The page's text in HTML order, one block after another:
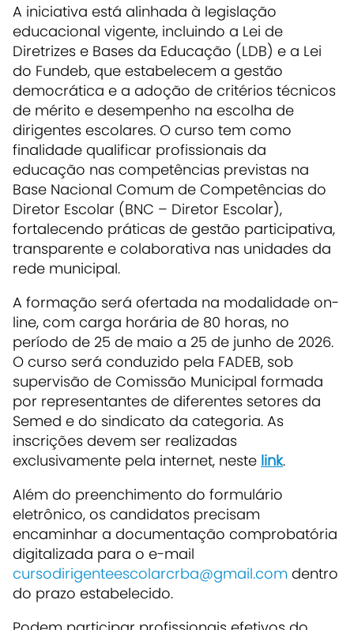
A iniciativa está alinhada à legislação
educacional vigente, incluindo a Lei de
Diretrizes e Bases da Educação (LDB) e a Lei
do Fundeb, que estabelecem a gestão
democrática e a adoção de critérios técnicos
de mérito e desempenho na escolha de
dirigentes escolares. O curso tem como
finalidade qualificar profissionais da
educação nas competências previstas na
Base Nacional Comum de Competências do
Diretor Escolar (BNC – Diretor Escolar),
fortalecendo práticas de gestão participativa,
transparente e colaborativa nas unidades da
rede municipal.
A formação será ofertada na modalidade on-
line, com carga horária de 80 horas, no
período de 25 de maio a 25 de junho de 2026.
O curso será conduzido pela FADEB, sob
supervisão de Comissão Municipal formada
por representantes de diferentes setores da
Semed e do sindicato da categoria. As
inscrições devem ser realizadas
exclusivamente pela internet, neste link.
Além do preenchimento do formulário
eletrônico, os candidatos precisam
encaminhar a documentação comprobatória
digitalizada para o e-mail
cursodirigenteescolarcrba@gmail.com dentro
do prazo estabelecido.